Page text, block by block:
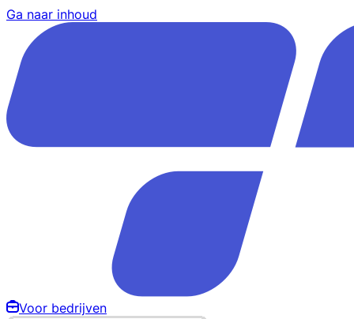
Ga naar inhoud
Voor bedrijven